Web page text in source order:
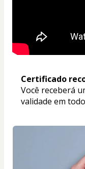
Certificado
Você receberá
validade em